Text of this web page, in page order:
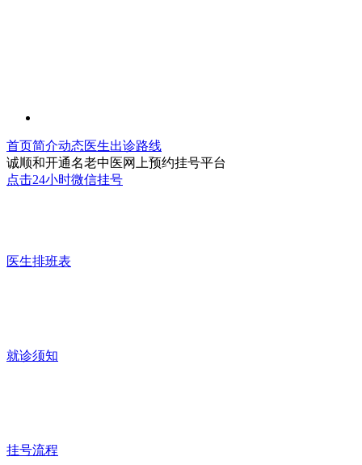
首页简介动态医生出诊路线
诚顺和开通名老中医网上预约挂号平台
点击24小时微信挂号
医生排班表
就诊须知
挂号流程